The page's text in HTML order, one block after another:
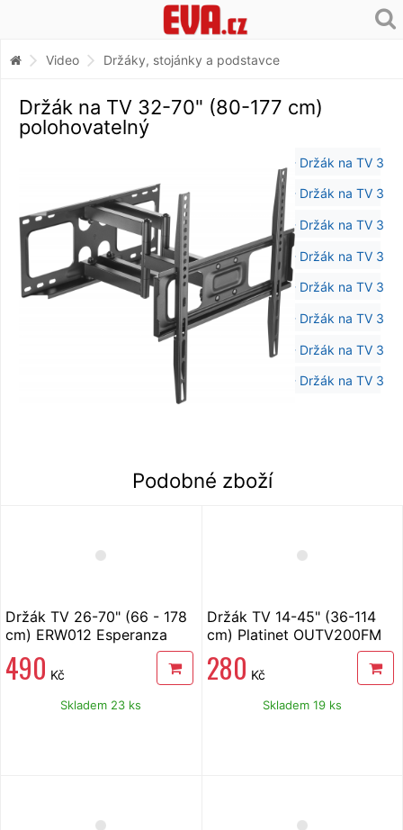
Video Držáky, stojánky a podstavce
Držák na TV 32-70" (80-177 cm)
polohovatelný
Podobné zboží
Držák TV 26-70" (66 - 178
cm) ERW012 Esperanza
490 Kč
Skladem 23 ks
Držák TV 14-45" (36-114
cm) Platinet OUTV200FM
280 Kč
Skladem 19 ks